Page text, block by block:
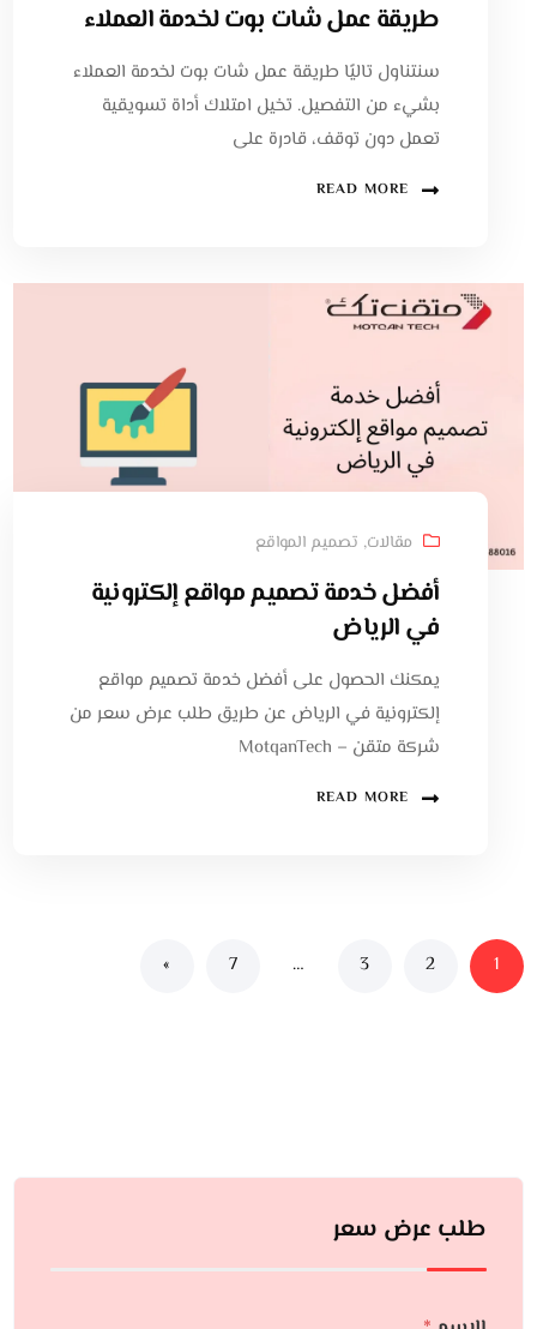
طريقة عمل شات بوت لخدمة العملاء
سنتناول تاليًا طريقة عمل شات بوت لخدمة العملاء
بشيء من التفصيل. تخيل امتلاك أداة تسويقية
تعمل دون توقف، قادرة على
READ MORE
مقالات, تصميم المواقع
أفضل خدمة تصميم مواقع إلكترونية
في الرياض
يمكنك الحصول على أفضل خدمة تصميم مواقع
إلكترونية في الرياض عن طريق طلب عرض سعر من
شركة متقن – MotqanTech
READ MORE
1
2
3
…
7
»
طلب عرض سعر